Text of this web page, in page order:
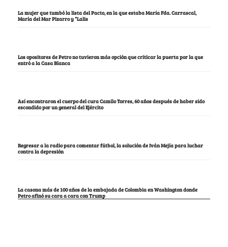
La mujer que tumbó la lista del Pacto, en la que estaba María Fda. Carrascal,
María del Mar Pizarro y “Lalis
Los opositores de Petro no tuvieron más opción que criticar la puerta por la que
entró a la Casa Blanca
Así encontraron el cuerpo del cura Camilo Torres, 60 años después de haber sido
escondido por un general del Ejército
Regresar a la radio para comentar fútbol, la solución de Iván Mejía para luchar
contra la depresión
La casona más de 100 años de la embajada de Colombia en Washington donde
Petro afinó su cara a cara con Trump